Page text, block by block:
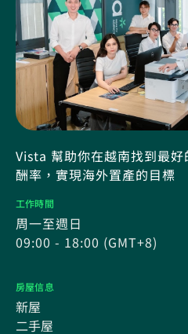
Vista 幫助你在越南找到最
酬率，實現海外置產的目標
工作時間
周一至週日
09:00 - 18:00 (GMT+8)
房屋信息
新屋
二手屋